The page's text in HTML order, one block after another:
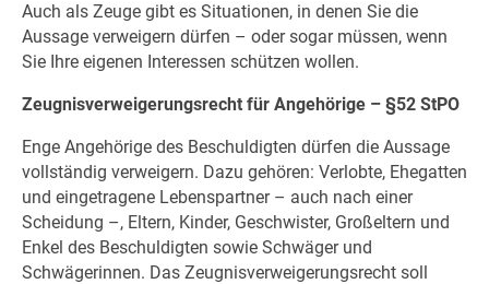
Auch als Zeuge gibt es Situationen, in denen Sie die
Aussage verweigern dürfen – oder sogar müssen, wenn
Sie Ihre eigenen Interessen schützen wollen.
Zeugnisverweigerungsrecht für Angehörige – §52 StPO
Enge Angehörige des Beschuldigten dürfen die Aussage
vollständig verweigern. Dazu gehören: Verlobte, Ehegatten
und eingetragene Lebenspartner – auch nach einer
Scheidung –, Eltern, Kinder, Geschwister, Großeltern und
Enkel des Beschuldigten sowie Schwäger und
Schwägerinnen. Das Zeugnisverweigerungsrecht soll